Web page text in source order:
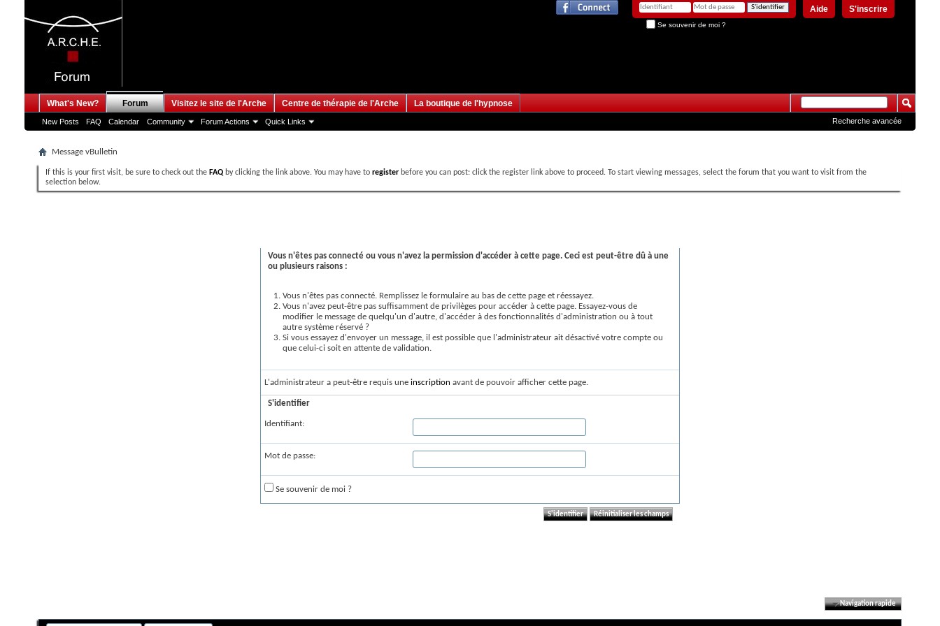
S'inscrire
Aide
Se souvenir de moi ?
What's New? Forum
New Posts FAQ Calendar Community Forum Actions Quick Links
Visitez le site de l'Arche Centre de thérapie de l'Arche La boutique de l'hypnose
Recherche avancée
Message vBulletin
If this is your first visit, be sure to check out the FAQ by clicking the link above. You may have to register before you can post: click the register link above to proceed. To start viewing messages, select the forum that you want to visit from the
selection below.
Vous n'êtes pas connecté ou vous n'avez la permission d'accéder à cette page. Ceci est peut-être dû à une
ou plusieurs raisons :
Vous n'êtes pas connecté. Remplissez le formulaire au bas de cette page et réessayez.
Vous n'avez peut-être pas suffisamment de privilèges pour accéder à cette page. Essayez-vous de
modifier le message de quelqu'un d'autre, d'accéder à des fonctionnalités d'administration ou à tout
autre système réservé ?
Si vous essayez d'envoyer un message, il est possible que l'administrateur ait désactivé votre compte ou
que celui-ci soit en attente de validation.
L'administrateur a peut-être requis une inscription avant de pouvoir afficher cette page.
S'identifier
Identifiant:
Mot de passe:
Se souvenir de moi ?
Navigation rapide